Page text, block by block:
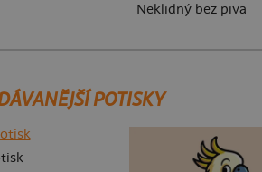
Neklidný bez piva
POTISKY